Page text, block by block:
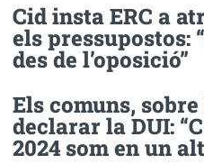
Cid insta ERC a
els pressupostos:
des de l’oposició”
Els comuns,
declarar la DUI:
2024 som en un